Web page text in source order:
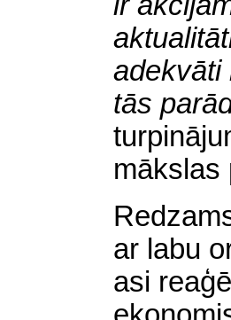
adekvāti
tās
mākslas
ar labu
asi